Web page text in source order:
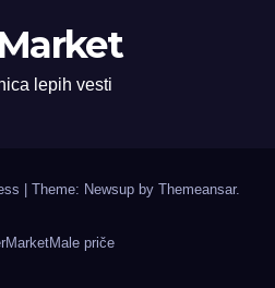
lepih vesti
Theme: Newsup by Themeansar.
Male priče